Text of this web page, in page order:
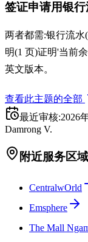
签证申请用银
两者都需:银行流水
明(1 页)证明'当前
英文版本。
查看此主题的全部
最近审核:2026
Damrong V.
附近服务区域
CentralwOrld
Emsphere
The Mall